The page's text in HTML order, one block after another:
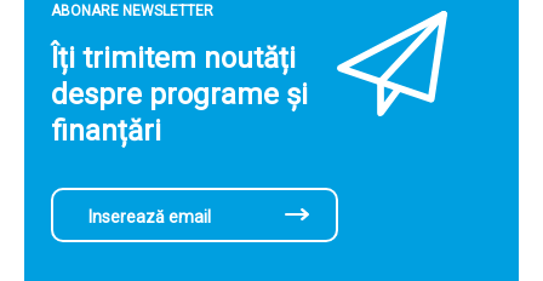
ABONARE NEWSLETTER
Îți trimitem noutăți
despre programe și
finanțări